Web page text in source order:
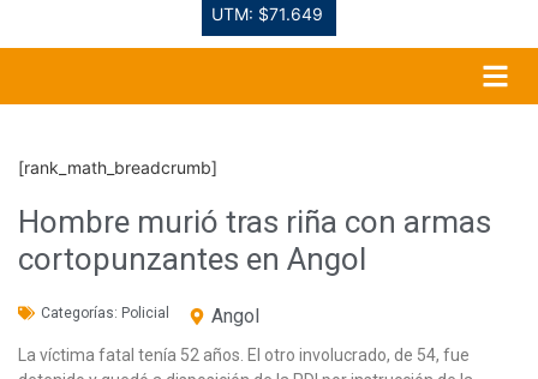
UTM: $71.649
[rank_math_breadcrumb]
Hombre murió tras riña con armas
cortopunzantes en Angol
Categorías: Policial Angol
La víctima fatal tenía 52 años. El otro involucrado, de 54, fue